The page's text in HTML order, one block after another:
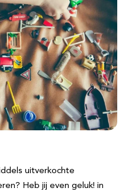
uitverkochte
Heb jij even geluk! in